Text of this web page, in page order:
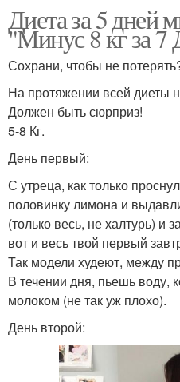
Диета за 5 дней
"Минус 8 кг за 7
Сохрани, чтобы не
На протяжении всей диеты
Должен быть сюрприз!
5-8 Кг.
День первый:
С утреца, как только
половинку лимона и
(только весь, не халтурь) и
вот и весь твой первый
Так модели худеют, между
В течении дня, пьешь воду,
молоком (не так уж плохо).
День второй: